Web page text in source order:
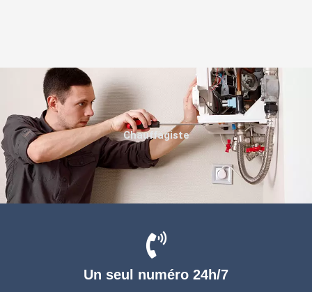
Un seul numéro 24h/7
Chauffagiste